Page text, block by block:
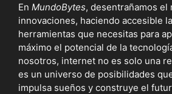
En MundoBytes, desentrañamos el
innovaciones, haciendo accesible
herramientas que necesitas para
máximo el potencial de la
nosotros, internet no es solo una
es un universo de posibilidades
impulsa sueños y construye el